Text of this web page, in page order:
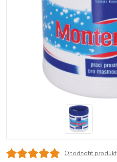
Ohodnotit produkt